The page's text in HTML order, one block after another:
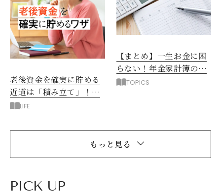
老後資金を確実に貯める
近道は「積み立て」！た
だし、やり方に注意です
LIFE
【まとめ】一生お金に困
らない！年金家計簿のつ
くり方
TOPICS
もっと見る
PICK UP